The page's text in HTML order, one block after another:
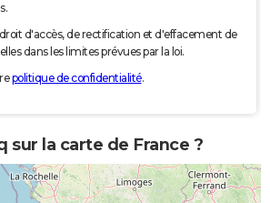
d'accès, de rectification et d'effacement de
dans les limites prévues par la loi.
politique de confidentialité.
sur la carte de France ?